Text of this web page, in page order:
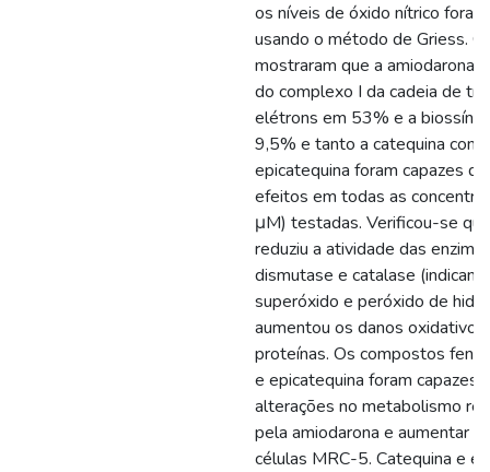
os níveis de óxido nítrico
usando o método de Griess.
mostraram que a amiodarona
do complexo I da cadeia de
elétrons em 53% e a
9,5% e tanto a catequina
epicatequina foram capazes
efeitos em todas as
μM) testadas. Verificou-se
reduziu a atividade das
dismutase e catalase
superóxido e peróxido de
aumentou os danos
proteínas. Os compostos
e epicatequina foram capazes
alterações no metabolismo
pela amiodarona e aumentar a
células MRC-5. Catequina e